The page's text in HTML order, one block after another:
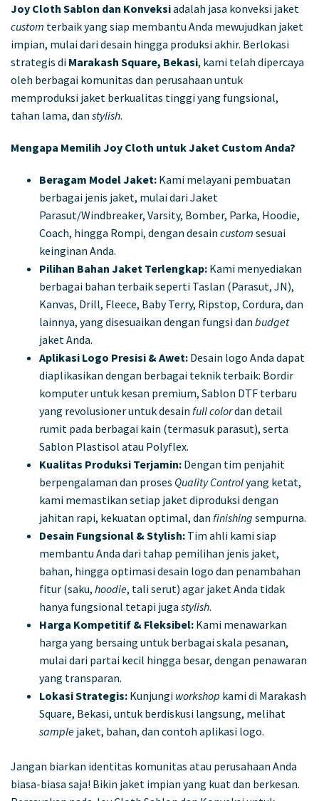
Joy Cloth Sablon dan Konveksiadalah jasa konveksi jaket
custom terbaik yang siap membantu Anda mewujudkan jaket
impian, mulai dari desain hingga produksi akhir. Berlokasi
strategis di Marakash Square, Bekasi, kami telah dipercaya
oleh berbagai komunitas dan perusahaan untuk
memproduksi jaket berkualitas tinggi yang fungsional,
tahan lama, dan stylish.
Mengapa Memilih Joy Cloth untuk Jaket Custom Anda?
Beragam Model Jaket: Kami melayani pembuatan
berbagai jenis jaket, mulai dari Jaket
Parasut/Windbreaker, Varsity, Bomber, Parka, Hoodie,
Coach, hingga Rompi, dengan desain custom sesuai
keinginan Anda.
Pilihan Bahan Jaket Terlengkap: Kami menyediakan
berbagai bahan terbaik seperti Taslan (Parasut, JN),
Kanvas, Drill, Fleece, Baby Terry, Ripstop, Cordura, dan
lainnya, yang disesuaikan dengan fungsi dan budget
jaket Anda.
Aplikasi Logo Presisi & Awet: Desain logo Anda dapat
diaplikasikan dengan berbagai teknik terbaik: Bordir
komputer untuk kesan premium, Sablon DTF terbaru
yang revolusioner untuk desain full colordan detail
rumit pada berbagai kain (termasuk parasut), serta
Sablon Plastisol atau Polyflex.
Kualitas Produksi Terjamin: Dengan tim penjahit
berpengalaman dan proses Quality Controlyang ketat,
kami memastikan setiap jaket diproduksi dengan
jahitan rapi, kekuatan optimal, dan finishing sempurna.
Desain Fungsional & Stylish: Tim ahli kami siap
membantu Anda dari tahap pemilihan jenis jaket,
bahan, hingga optimasi desain logo dan penambahan
fitur (saku, hoodie, tali serut) agar jaket Anda tidak
hanya fungsional tetapi juga stylish.
Harga Kompetitif & Fleksibel: Kami menawarkan
harga yang bersaing untuk berbagai skala pesanan,
mulai dari partai kecil hingga besar, dengan penawaran
yang transparan.
Lokasi Strategis: Kunjungi workshop kami di Marakash
Square, Bekasi, untuk berdiskusi langsung, melihat
sample jaket, bahan, dan contoh aplikasi logo.
Jangan biarkan identitas komunitas atau perusahaan Anda
biasa-biasa saja! Bikin jaket impian yang kuat dan berkesan.